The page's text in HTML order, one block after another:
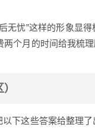
无忧”这样的形象显
个月的时间给我梳
下这些答案给整理